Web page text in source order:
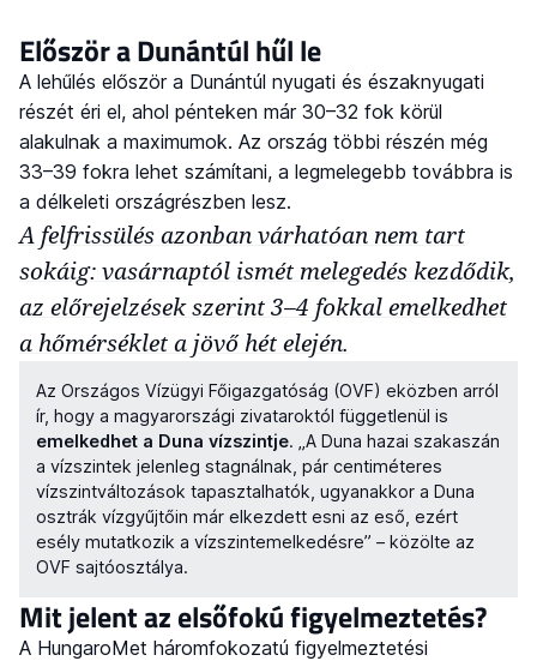
Először a Dunántúl hűl le
A lehűlés először a Dunántúl nyugati és északnyugati
részét éri el, ahol pénteken már 30–32 fok körül
alakulnak a maximumok. Az ország többi részén még
33–39 fokra lehet számítani, a legmelegebb továbbra is
a délkeleti országrészben lesz.
A felfrissülés azonban várhatóan nem tart
sokáig: vasárnaptól ismét melegedés kezdődik,
az előrejelzések szerint 3–4 fokkal emelkedhet
a hőmérséklet a jövő hét elején.
Az Országos Vízügyi Főigazgatóság (OVF) eközben arról
ír, hogy a magyarországi zivataroktól függetlenül is
emelkedhet a Duna vízszintje. „A Duna hazai szakaszán
a vízszintek jelenleg stagnálnak, pár centiméteres
vízszintváltozások tapasztalhatók, ugyanakkor a Duna
osztrák vízgyűjtőin már elkezdett esni az eső, ezért
esély mutatkozik a vízszintemelkedésre” – közölte az
OVF sajtóosztálya.
Mit jelent az elsőfokú figyelmeztetés?
A HungaroMet háromfokozatú figyelmeztetési